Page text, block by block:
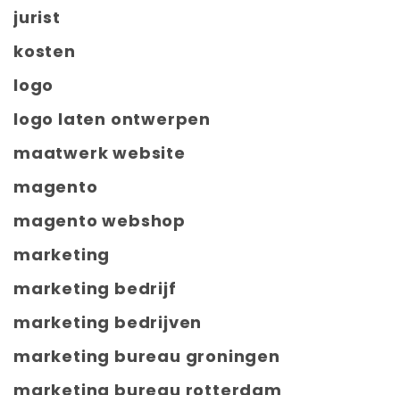
jurist
kosten
logo
logo laten ontwerpen
maatwerk website
magento
magento webshop
marketing
marketing bedrijf
marketing bedrijven
marketing bureau groningen
marketing bureau rotterdam